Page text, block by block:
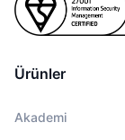
Ürünler
Akademi